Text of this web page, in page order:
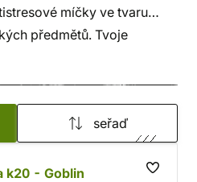
míčky ve tvaru
předmětů. Tvoje
symboly z her, filmů,
seřaď
k20 - Goblin